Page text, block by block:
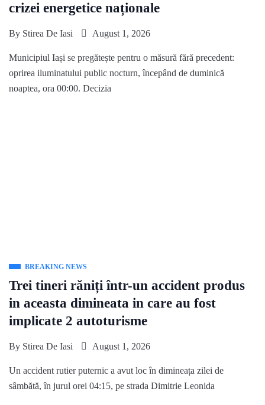
crizei energetice naționale
By Stirea De Iasi August 1, 2026
Municipiul Iași se pregătește pentru o măsură fără precedent:
oprirea iluminatului public nocturn, începând de duminică
noaptea, ora 00:00. Decizia
BREAKING NEWS
Trei tineri răniți într-un accident produs
in aceasta dimineata in care au fost
implicate 2 autoturisme
By Stirea De Iasi August 1, 2026
Un accident rutier puternic a avut loc în dimineața zilei de
sâmbătă, în jurul orei 04:15, pe strada Dimitrie Leonida